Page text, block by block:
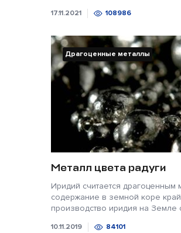
17.11.2021 108986
Драгоценные металлы
Металл цвета радуги
Иридий считается драгоценным
содержание в земной коре
производство иридия на Земле
10.11.2019 84101